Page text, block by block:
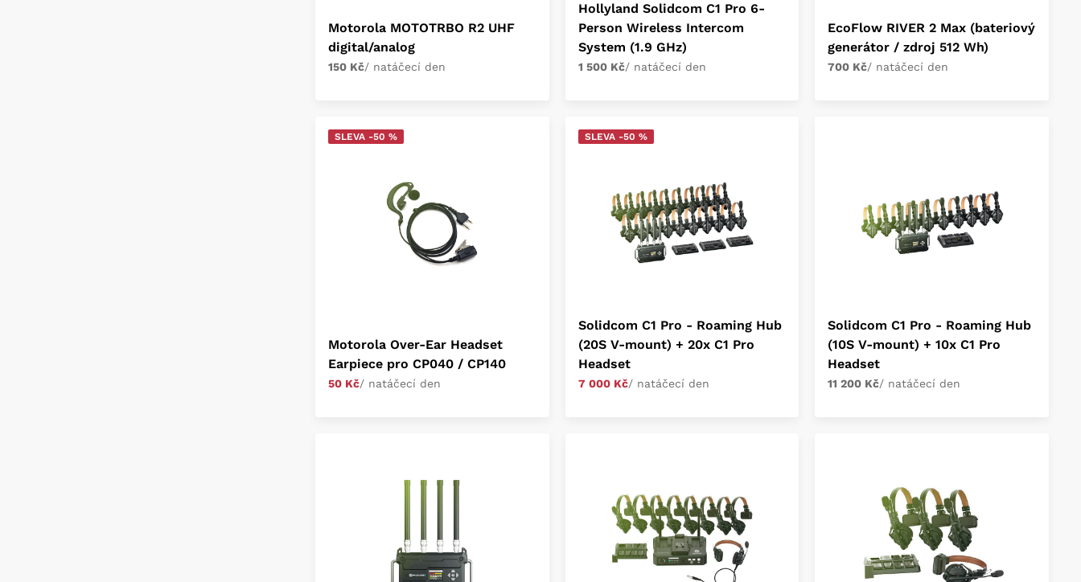
Motorola MOTOTRBO R2 UHF
digital/analog
150 Kč/ natáčecí den
Hollyland Solidcom C1 Pro 6-
Person Wireless Intercom
System (1.9 GHz)
1 500 Kč/ natáčecí den
EcoFlow RIVER 2 Max (bateriový
generátor / zdroj 512 Wh)
700 Kč/ natáčecí den
SLEVA -50 %
Motorola Over-Ear Headset
Earpiece pro CP040 / CP140
50 Kč/ natáčecí den
SLEVA -50 %
Solidcom C1 Pro - Roaming Hub
(20S V-mount) + 20x C1 Pro
Headset
7 000 Kč/ natáčecí den
Solidcom C1 Pro - Roaming Hub
(10S V-mount) + 10x C1 Pro
Headset
11 200 Kč/ natáčecí den